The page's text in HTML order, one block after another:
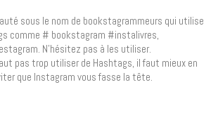
sous le nom de bookstagrammeurs qui utilise
comme # bookstagram #instalivres,
N’hésitez pas à les utiliser.
pas trop utiliser de Hashtags, il faut mieux en
que Instagram vous fasse la tête.